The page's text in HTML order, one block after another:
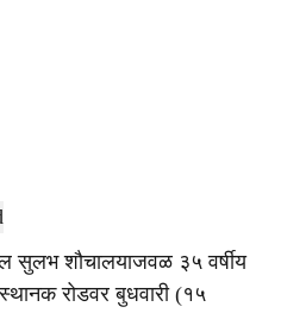
सुलभ शौचालयाजवळ ३५ वर्षीय
रोडवर बुधवारी (१५